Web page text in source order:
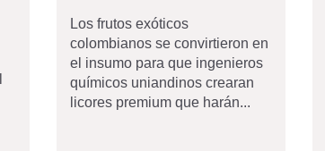
Los frutos exóticos
colombianos se convirtieron en
el insumo para que ingenieros
químicos uniandinos crearan
licores premium que harán...